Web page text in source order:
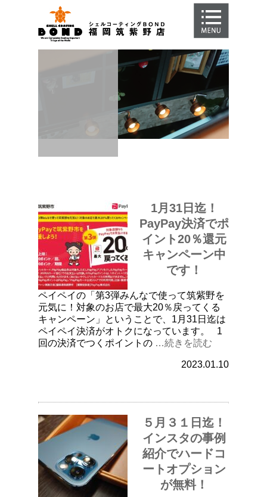
スマホコーティングとは
1月31日迄！
PayPay決済でポ
イント20％還元
キャンペーン中
です！
ペイペイの「第3弾みんなで使って筑紫野を
元気に！対象のお店で最大20％戻ってくる
キャンペーン」ということで、1月31日迄は
ペイペイ決済がオトクになっています。 1
回の決済でつくポイントの …続きを読む
2023.01.10
５月３１日迄！
インスタの事例
紹介でハードコ
ートオプション
が無料！